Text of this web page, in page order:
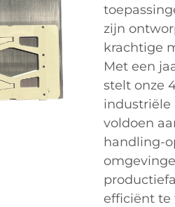
zijn
krachtige
Met een
stelt onze
industriële
voldoen
handling-
efficiënt te